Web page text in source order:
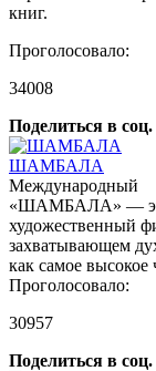
книг.
Проголосовало:
34008
Поделиться в соц.
ШАМБАЛА
Международный
«ШАМБАЛА» —
художественный
захватывающем
как самое высокое
Проголосовало:
30957
Поделиться в соц.